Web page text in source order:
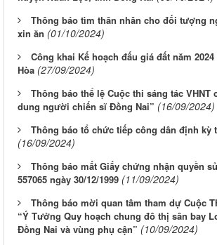
Thông báo tìm thân nhân cho đối tượng
xin ăn (01/10/2024)
Công khai Kế hoạch đấu giá đất năm
Hòa (27/09/2024)
Thông báo thể lệ Cuộc thi sáng tác VHNT
dung người chiến sĩ Đồng Nai” (16/09/2024)
Thông báo tổ chức tiếp công dân định kỳ
(16/09/2024)
Thông báo mất Giấy chứng nhận quyền
557065 ngày 30/12/1999 (11/09/2024)
Thông báo mời quan tâm tham dự Cuộc
“Ý Tưởng Quy hoạch chung đô thị sân bay
Đồng Nai và vùng phụ cận” (10/09/2024)